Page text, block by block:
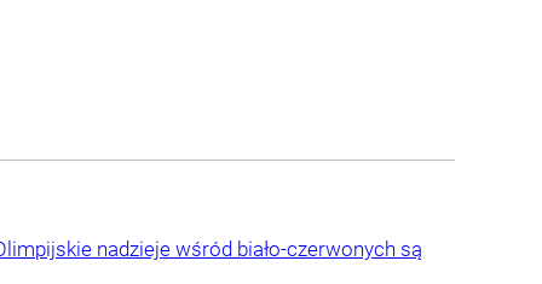
nadzieje wśród biało-czerwonych są